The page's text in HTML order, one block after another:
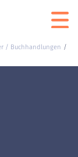
/ Buchhandlungen